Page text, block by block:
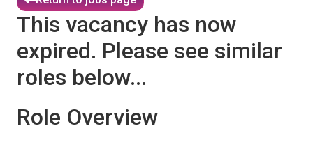
This vacancy has now
expired. Please see similar
roles below...
Role Overview